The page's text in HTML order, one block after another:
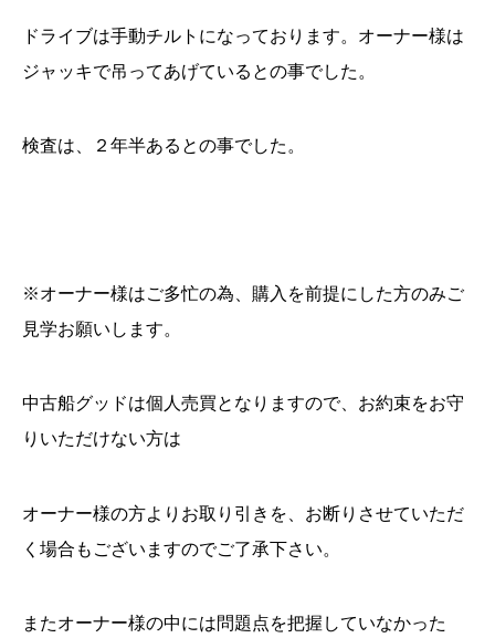
ドライブは手動チルトになっております。オーナー様は
ジャッキで吊ってあげているとの事でした。
検査は、２年半あるとの事でした。
※オーナー様はご多忙の為、購入を前提にした方のみご
見学お願いします。
中古船グッドは個人売買となりますので、お約束をお守
りいただけない方は
オーナー様の方よりお取り引きを、お断りさせていただ
く場合もございますのでご了承下さい。
またオーナー様の中には問題点を把握していなかった